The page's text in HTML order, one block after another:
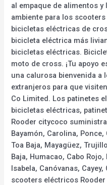
al empaque de alimentos
ambiente para los
bicicletas eléctricas de
bicicleta eléctrica más
bicicletas eléctricas.
moto de cross. ¡Tu apoyo
una calurosa bienvenida a
extranjeros para que
Co Limited. Los patinetes
bicicletas eléctricas,
Rooder citycoco
Bayamón, Carolina,
Toa Baja, Mayagüez,
Baja, Humacao, Cabo
Isabela, Canóvanas,
scooters eléctricos